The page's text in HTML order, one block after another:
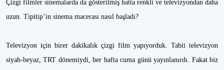
Çizgi filmler sinemalarda da gösterilmiş hatta renkli ve televizyondan daha
uzun. Tipitip’in sinema macerası nasıl başladı?
Televizyon için birer dakikalık çizgi film yapıyorduk. Tabii televizyon
siyah-beyaz, TRT dönemiydi, her hafta cuma günü yayınlanırdı. Fakat biz